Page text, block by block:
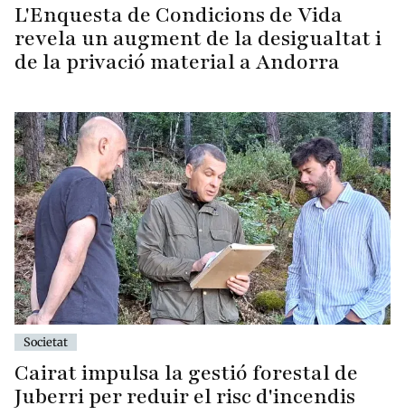
L'Enquesta de Condicions de Vida
revela un augment de la desigualtat i
de la privació material a Andorra
Societat
Cairat impulsa la gestió forestal de
Juberri per reduir el risc d'incendis